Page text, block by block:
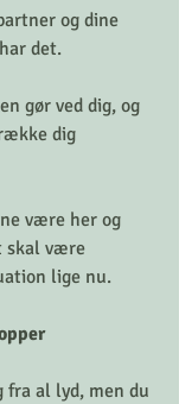
og dine
det.
gør ved dig, og
dig
være her og
skal være
lige nu.
fra al lyd, men du